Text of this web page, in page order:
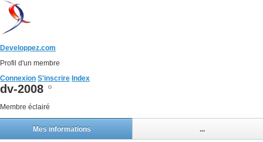
Developpez.com
Profil d'un membre
Connexion S'inscrire Index
dv-2008
Membre éclairé
Mes informations ...